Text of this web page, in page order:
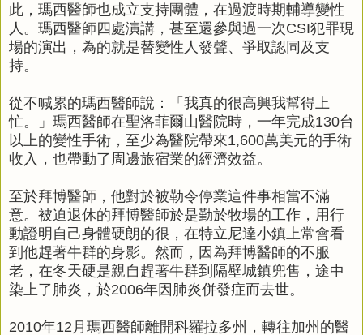
此，瑪西醫師也成立支持團體，在過渡時期輔導變性
人。瑪西醫師四處演講，甚至還參與過一次CSI犯罪現
場的演出，為的就是替變性人發聲、爭取認同及支
持。
從不喊累的瑪西醫師說：「我真的很高興我幫得上
忙。」瑪西醫師在聖洛菲爾山醫院時，一年完成130台
以上的變性手術，至少為醫院帶來1,600萬美元的手術
收入，也帶動了周邊旅宿業的經濟效益。
至於拜博醫師，他對於被勒令停業這件事相當不滿
意。被迫退休的拜博醫師於是勤於牧場的工作，用行
動證明自己身體硬朗的很，在特立尼達小鎮上常會看
到他趕著牛群的身影。然而，因為拜博醫師的不服
老，在冬天硬是親自趕著牛群到隔壁城鎮兜售，途中
染上了肺炎，於2006年因肺炎併發症而去世。
2010年12月瑪西醫師離開科羅拉多州，轉往加州的醫